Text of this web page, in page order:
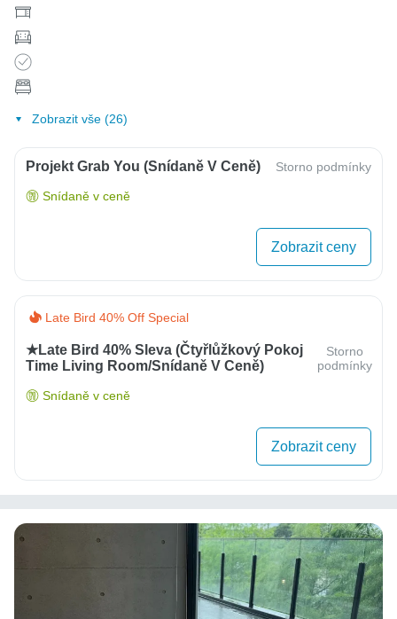
Zobrazit vše (26)
Projekt Grab You (snídaně V Ceně) Storno podmínky
Snídaně v ceně
Zobrazit ceny
Late Bird 40% Off Special
★Late Bird 40% Sleva (čtyřlůžkový Pokoj
Time Living Room/snídaně V Ceně)
Storno
podmínky
Snídaně v ceně
Zobrazit ceny